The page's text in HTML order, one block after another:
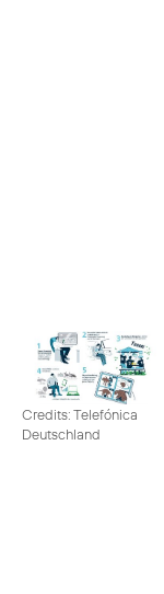
Credits: Telefónica
Deutschland